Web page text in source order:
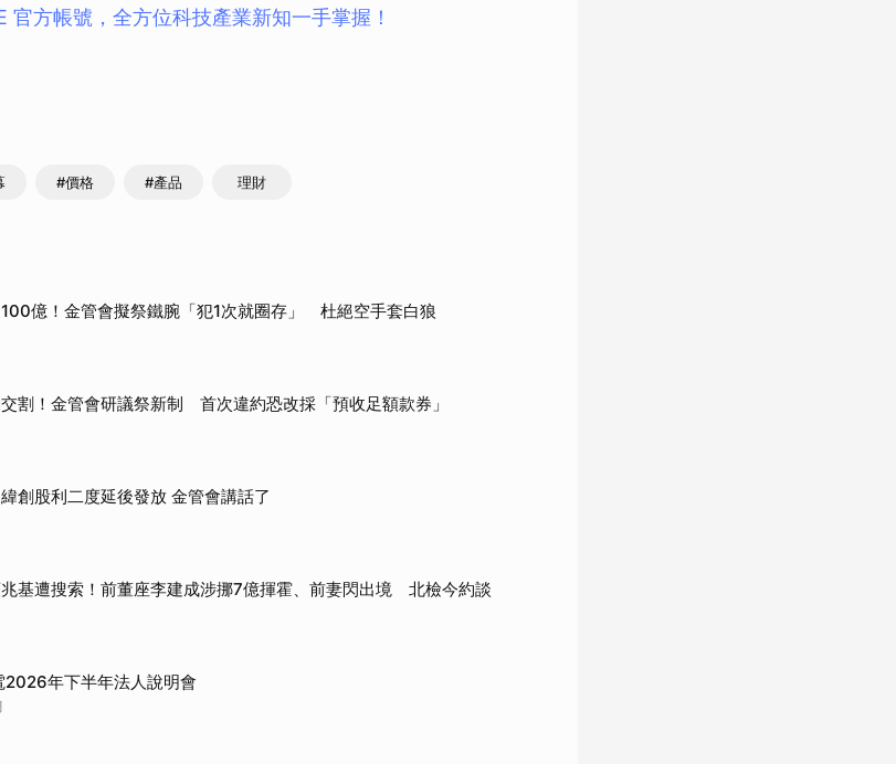
官方帳號，全方位科技產業新知一手掌握！
#價格 #產品 理財
億！金管會擬祭鐵腕「犯1次就圈存」 杜絕空手套白狼
割！金管會研議祭新制 首次違約恐改採「預收足額款券」
創股利二度延後發放 金管會講話了
基遭搜索！前董座李建成涉挪7億揮霍、前妻閃出境 北檢今約談
2026年下半年法人說明會